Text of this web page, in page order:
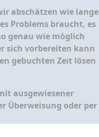
abschätzen wie lange
Problems braucht, es
genau wie möglich
sich vorbereiten kann
gebuchten Zeit lösen
ausgewiesener
Überweisung oder per